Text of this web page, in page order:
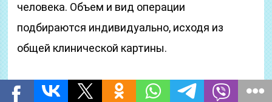
человека. Объем и вид операции
подбираются индивидуально, исходя из
общей клинической картины.
Существуеттри вида оперативного